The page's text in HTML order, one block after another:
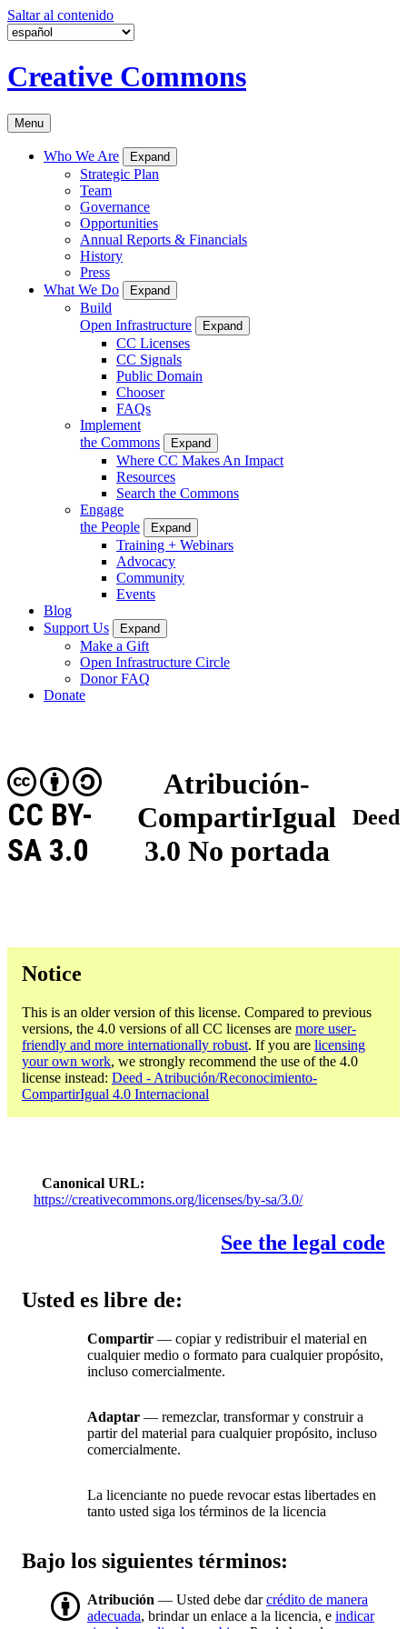
Saltar al contenido
Creative Commons
Menu
Who We Are Expand
Strategic Plan
Team
Governance
Opportunities
Annual Reports & Financials
History
Press
What We Do
Expand
Build
Open Infrastructure
Expand
CC Licenses
CC Signals
Public Domain
Chooser
FAQs
Implement
the Commons
Expand
Where CC Makes An Impact
Resources
Search the Commons
Engage
the People
Expand
Training + Webinars
Advocacy
Community
Events
Blog
Support Us
Expand
Make a Gift
Open Infrastructure Circle
Donor FAQ
Donate
Atribución-
CompartirIgual
3.0 No portada
CC BY-
SA 3.0
Deed
Notice
This is an older version of this license. Compared to previous
versions, the 4.0 versions of all CC licenses are more user-
friendly and more internationally robust. If you are licensing
your own work, we strongly recommend the use of the 4.0
license instead: Deed - Atribución/Reconocimiento-
CompartirIgual 4.0 Internacional
Canonical URL
https://creativecommons.org/licenses/by-sa/3.0/
See the legal code
Usted es libre de:
Compartir — copiar y redistribuir el material en
cualquier medio o formato para cualquier propósito,
incluso comercialmente.
Adaptar — remezclar, transformar y construir a
partir del material para cualquier propósito, incluso
comercialmente.
La licenciante no puede revocar estas libertades en
tanto usted siga los términos de la licencia
Bajo los siguientes términos:
Atribución — Usted debe darcrédito de manera
adecuada, brindar un enlace a la licencia, e indicar